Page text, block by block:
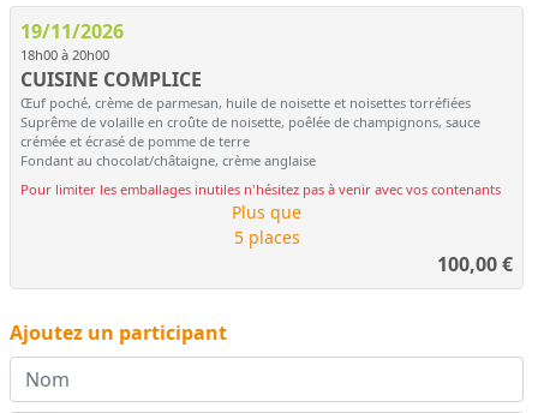
19/11/2026
18h00 à 20h00
CUISINE COMPLICE
Œuf poché, crème de parmesan, huile de noisette et noisettes torréfiées
Suprême de volaille en croûte de noisette, poêlée de champignons, sauce
crémée et écrasé de pomme de terre
Fondant au chocolat/châtaigne, crème anglaise
Pour limiter les emballages inutiles n'hésitez pas à venir avec vos contenants
Plus que
5 places
100,00€
Ajoutez un participant